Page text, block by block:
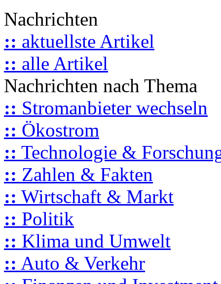
Nachrichten
:: aktuellste Artikel
:: alle Artikel
Nachrichten nach Thema
:: Stromanbieter wechseln
:: Ökostrom
:: Technologie &
:: Zahlen & Fakten
:: Wirtschaft & Markt
:: Politik
:: Klima und Umwelt
:: Auto & Verkehr